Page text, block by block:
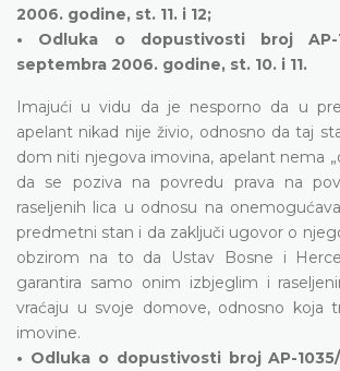
2006. godine, st. 11. i 12;
• Odluka o dopustivosti broj AP-
septembra 2006. godine, st. 10. i 11.
Imajući u vidu da je nesporno da u
apelant nikad nije živio, odnosno da taj
dom niti njegova imovina, apelant nema
da se poziva na povredu prava na
raseljenih lica u odnosu na
predmetni stan i da zaključi ugovor o
obzirom na to da Ustav Bosne i
garantira samo onim izbjeglim i
vraćaju u svoje domove, odnosno koja
imovine.
• Odluka o dopustivosti broj AP-